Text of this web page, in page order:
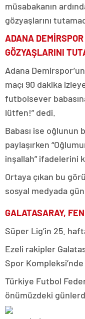
müsabakanın
gözyaşlarını
ADANA
GÖZYAŞLARINI
Adana
maçı 90 dakika
futbolsever
lütfen!” dedi.
Babası ise oğlunun
paylaşırken
inşallah” ifadelerini
Ortaya çıkan bu
sosyal medyada
GALATASARAY,
Süper Lig’in 25.
Ezeli rakipler
Spor Kompleksi’nde
Türkiye Futbol
önümüzdeki